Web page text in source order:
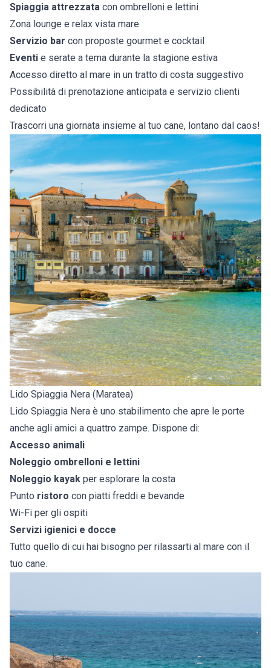
Spiaggia attrezzata con ombrelloni e lettini
Zona lounge e relax vista mare
Servizio bar con proposte gourmet e cocktail
Eventi e serate a tema durante la stagione estiva
Accesso diretto al mare in un tratto di costa suggestivo
Possibilità di prenotazione anticipata e servizio clienti
dedicato
Trascorri una giornata insieme al tuo cane, lontano dal caos!
Lido Spiaggia Nera (Maratea)
Lido Spiaggia Nera è uno stabilimento che apre le porte
anche agli amici a quattro zampe. Dispone di:
Accesso animali
Noleggio ombrelloni e lettini
Noleggio kayak per esplorare la costa
Punto ristoro con piatti freddi e bevande
Wi-Fi per gli ospiti
Servizi igienici e docce
Tutto quello di cui hai bisogno per rilassarti al mare con il
tuo cane.